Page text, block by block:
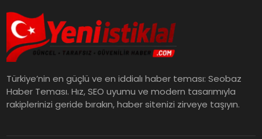
Türkiye’nin en güçlü ve en iddialı haber teması: Seobaz
Haber Teması. Hız, SEO uyumu ve modern tasarımıyla
rakiplerinizi geride bırakın, haber sitenizi zirveye taşıyın.